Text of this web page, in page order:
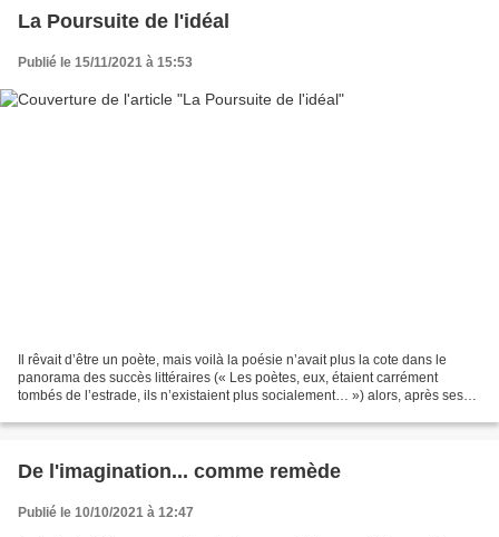
La Poursuite de l'idéal
Publié le 15/11/2021 à 15:53
Il rêvait d’être un poète, mais voilà la poésie n’avait plus la cote dans le
panorama des succès littéraires (« Les poètes, eux, étaient carrément
tombés de l’estrade, ils n’existaient plus socialement… ») alors, après ses
De l'imagination... comme remède
Publié le 10/10/2021 à 12:47